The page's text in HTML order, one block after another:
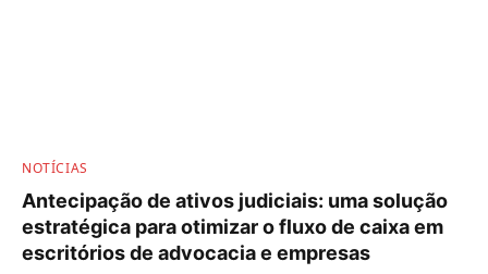
NOTÍCIAS
Antecipação de ativos judiciais: uma solução
estratégica para otimizar o fluxo de caixa em
escritórios de advocacia e empresas